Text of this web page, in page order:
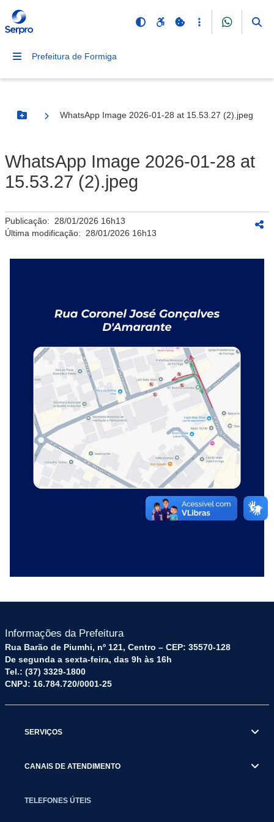
Prefeitura de Formiga
Botão Menu
WhatsApp Image 2026-01-28 at 15.53.27 (2).jpeg
WhatsApp Image 2026-01-28 at
15.53.27 (2).jpeg
Publicação: 28/01/2026 16h13
Última modificação: 28/01/2026 16h13
Informações da Prefeitura
Rua Barão de Piumhi, nº 121, Centro – CEP: 35570-128
De segunda a sexta-feira, das 9h às 16h
Tel.: (37) 3329-1800
CNPJ: 16.784.720/0001-25
SERVIÇOS
CANAIS DE ATENDIMENTO
TELEFONES ÚTEIS